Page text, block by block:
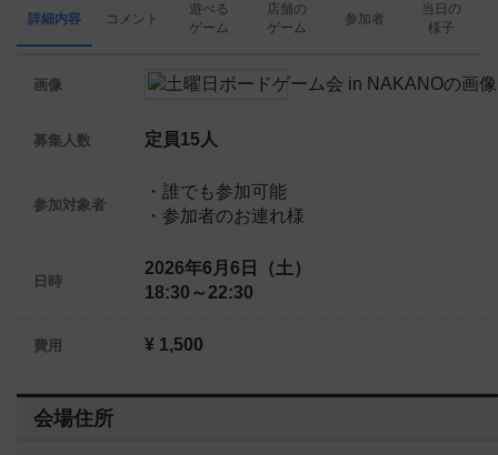
詳細内容 コメント
遊べる
ゲーム
店舗の
ゲーム
参加者
当日の
様子
画像
募集人数 定員15人
参加対象者
・誰でも参加可能
・参加者のお連れ様
日時
2026年6月6日（土）
18:30～22:30
費用 ¥ 1,500
会場住所